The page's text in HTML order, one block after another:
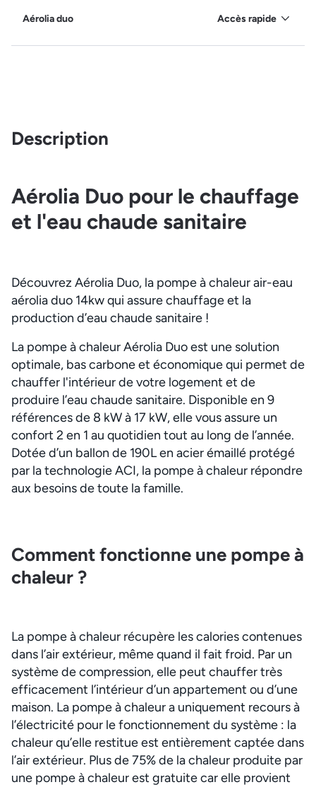
Aérolia duo Accès rapide
Description
Aérolia Duo pour le chauffage
et l'eau chaude sanitaire
Découvrez Aérolia Duo, la pompe à chaleur air-eau
aérolia duo 14kw qui assure chauffage et la
production d’eau chaude sanitaire !
La pompe à chaleur Aérolia Duo est une solution
optimale, bas carbone et économique qui permet de
chauffer l'intérieur de votre logement et de
produire l’eau chaude sanitaire. Disponible en 9
références de 8 kW à 17 kW, elle vous assure un
confort 2 en 1 au quotidien tout au long de l’année.
Dotée d’un ballon de 190L en acier émaillé protégé
par la technologie ACI, la pompe à chaleur répondre
aux besoins de toute la famille.
Comment fonctionne une pompe à
chaleur ?
La pompe à chaleur récupère les calories contenues
dans l’air extérieur, même quand il fait froid. Par un
système de compression, elle peut chauffer très
efficacement l’intérieur d’un appartement ou d’une
maison. La pompe à chaleur a uniquement recours à
l’électricité pour le fonctionnement du système : la
chaleur qu’elle restitue est entièrement captée dans
l’air extérieur. Plus de 75% de la chaleur produite par
une pompe à chaleur est gratuite car elle provient